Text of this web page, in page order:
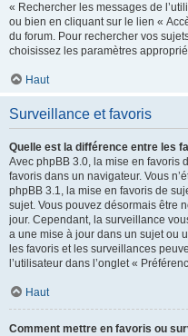
« Rechercher les messages de
ou bien en cliquant sur le lien «
du forum. Pour rechercher vos
choisissez les paramètres
Haut
Surveillance et favoris
Quelle est la différence entre les
Avec phpBB 3.0, la mise en favoris
favoris dans un navigateur. Vous
phpBB 3.1, la mise en favoris de
sujet. Vous pouvez désormais être
jour. Cependant, la surveillance
a une mise à jour dans un sujet ou
les favoris et les surveillances
l’utilisateur dans l’onglet «
Haut
Comment mettre en favoris ou